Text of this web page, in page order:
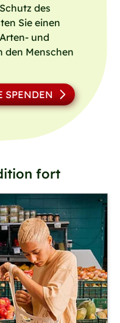
des
Sie einen
und
den Menschen
SPENDEN
fort